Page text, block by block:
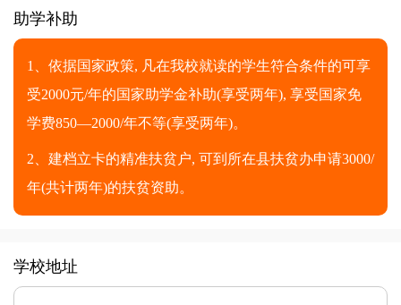
助学补助
1、依据国家政策, 凡在我校就读的学生符合条件的可享
受2000元/年的国家助学金补助(享受两年), 享受国家免
学费850—2000/年不等(享受两年)。
2、建档立卡的精准扶贫户, 可到所在县扶贫办申请3000/
年(共计两年)的扶贫资助。
学校地址